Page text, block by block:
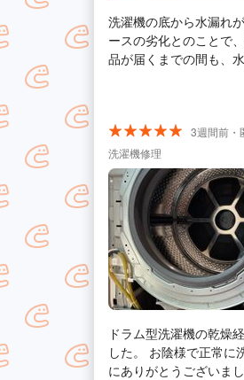
洗濯機の底から水漏れがあ
ースの劣化とのことで
品が届くまでの間も、
すく説明してくださいました。 迅速で丁寧な対応に感謝して
されていた料金ですべて
何か困ったことがあれ
とうございました。
3週間前・
洗濯機修理
ドラム型洗濯機の乾燥
した。 お陰様で正常に
にありがとうございまし